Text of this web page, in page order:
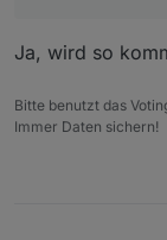
Ja, wird so
Bitte benutzt das
Immer Daten sichern!